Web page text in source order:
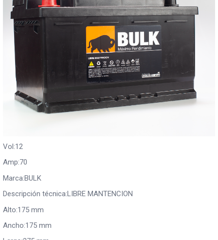
Vol:12
Amp:70
Marca:BULK
Descripción técnica:LIBRE MANTENCION
Alto:175 mm
Ancho:175 mm